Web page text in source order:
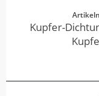
Kupfer-